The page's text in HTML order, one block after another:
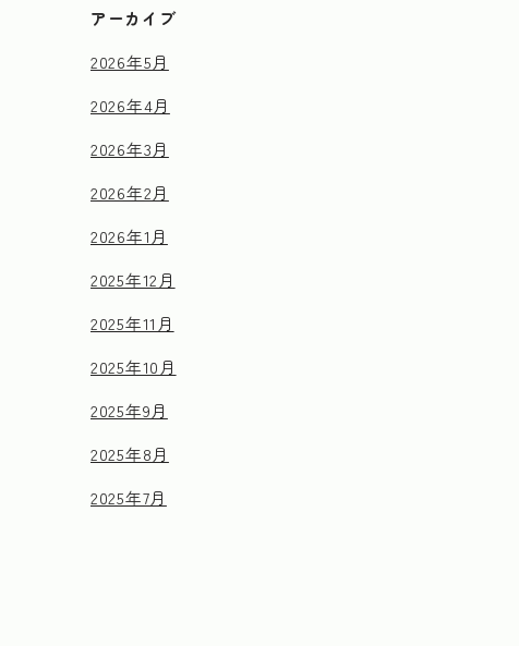
アーカイブ
2026年5月
2026年4月
2026年3月
2026年2月
2026年1月
2025年12月
2025年11月
2025年10月
2025年9月
2025年8月
2025年7月